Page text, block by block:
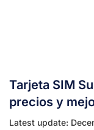
Tarjeta SIM
precios y
Latest update: